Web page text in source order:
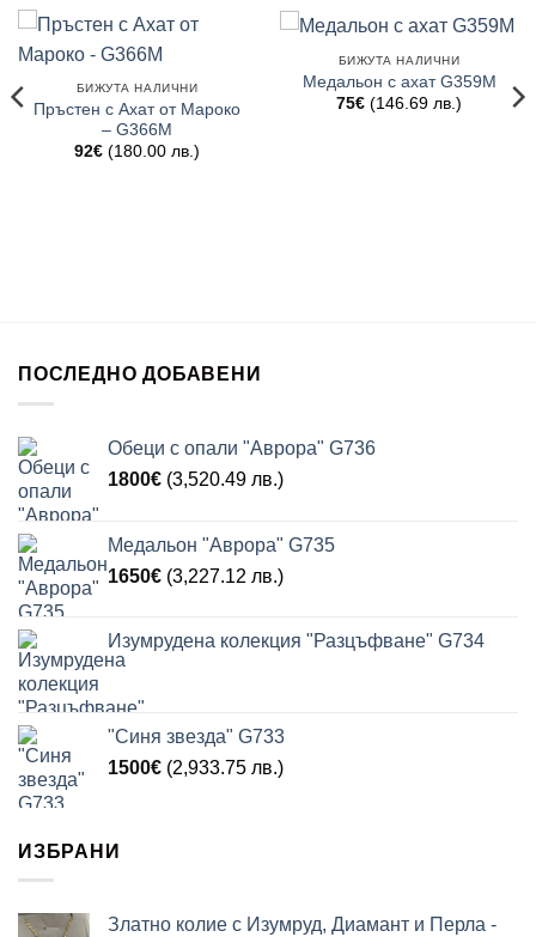
БИЖУТА НАЛИЧНИ
Пръстен с Ахат от Мароко
– G366M
92€ (180.00 лв.)
БИЖУТА НАЛИЧНИ
Медальон с ахат G359M
75€ (146.69 лв.)
ПОСЛЕДНО ДОБАВЕНИ
Обеци с опали "Аврора" G736
1800€ (3,520.49 лв.)
Медальон "Аврора" G735
1650€ (3,227.12 лв.)
Изумрудена колекция "Разцъфване" G734
"Синя звезда" G733
1500€ (2,933.75 лв.)
ИЗБРАНИ
Златно колие с Изумруд, Диамант и Перла -